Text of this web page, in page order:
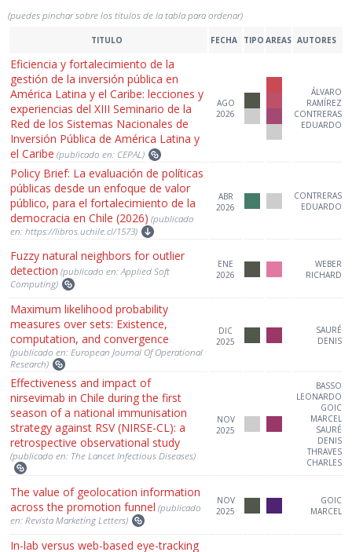
(puedes pinchar sobre los títulos de la tabla para ordenar)
TITULO FECHA TIPO AREAS AUTORES
Eficiencia y fortalecimiento de la
gestión de la inversión pública en
América Latina y el Caribe: lecciones y
experiencias del XIII Seminario de la
Red de los Sistemas Nacionales de
Inversión Pública de América Latina y
el Caribe (publicado en: CEPAL)
AGO
2026
ÁLVARO
RAMÍREZ
CONTRERAS
EDUARDO
Policy Brief: La evaluación de políticas
públicas desde un enfoque de valor
público, para el fortalecimiento de la
democracia en Chile (2026) (publicado
en: https://libros.uchile.cl/1573)
ABR
2026
CONTRERAS
EDUARDO
Fuzzy natural neighbors for outlier
detection (publicado en: Applied Soft
Computing)
ENE
2026
WEBER
RICHARD
Maximum likelihood probability
measures over sets: Existence,
computation, and convergence
(publicado en: European Journal Of Operational
Research)
DIC
2025
SAURÉ
DENIS
Effectiveness and impact of
nirsevimab in Chile during the first
season of a national immunisation
strategy against RSV (NIRSE-CL): a
retrospective observational study
(publicado en: The Lancet Infectious Diseases)
NOV
2025
BASSO
LEONARDO
GOIC
MARCEL
SAURÉ
DENIS
THRAVES
CHARLES
The value of geolocation information
across the promotion funnel (publicado
en: Revista Marketing Letters)
NOV
2025
GOIC
MARCEL
In-lab versus web-based eye-tracking